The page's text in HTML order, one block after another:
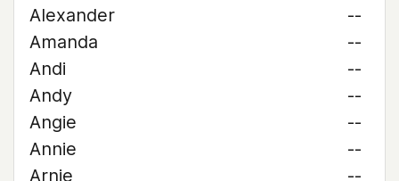
Alexander
--
Amanda
--
Andi
--
Andy
--
Angie
--
Annie
--
Arnie
--